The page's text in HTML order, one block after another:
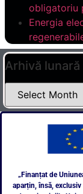
obligatoriu
Energia
Arhivă lunară
„Finanțat de
aparțin, însă,